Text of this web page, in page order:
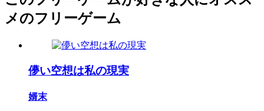
メのフリーゲーム
儚い空想は私の現実
婿末